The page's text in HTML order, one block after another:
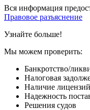
Вся информация
Правовое разъяснение
Узнайте больше!
Мы можем проверить:
Банкротство/
Налоговая
Наличие лицензий
Надежность
Решения судов